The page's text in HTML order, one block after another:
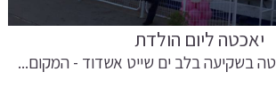
יאכטה ליום הולדת
בשקיעה בלב ים שייט אשדוד - המקום...